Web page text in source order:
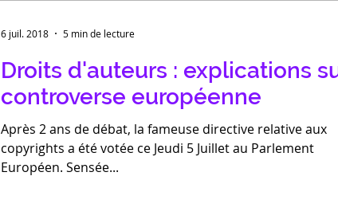
Droits d'auteurs : explications
controverse européenne
Après 2 ans de débat, la fameuse directive relative aux
copyrights a été votée ce Jeudi 5 Juillet au Parlement
Européen. Sensée...
6 juil. 2018 5 min de lecture